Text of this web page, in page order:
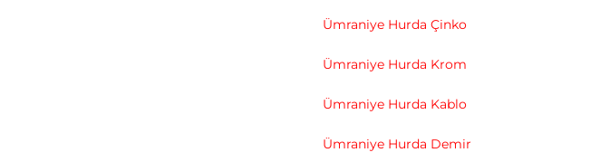
Ümraniye Hurda Çinko
Ümraniye Hurda Krom
Ümraniye Hurda Kablo
Ümraniye Hurda Demir